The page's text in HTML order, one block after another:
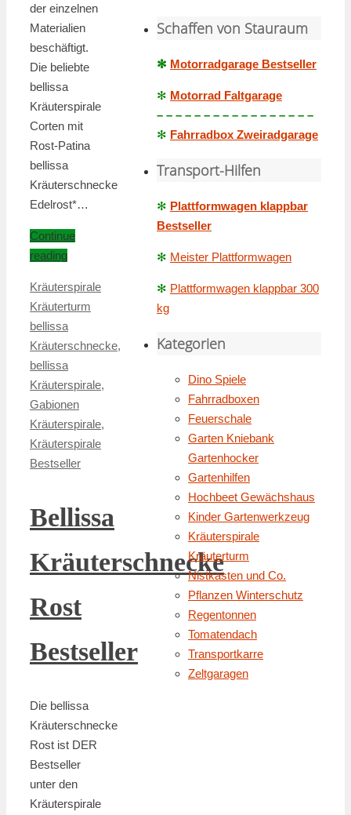
der einzelnen
Materialien
beschäftigt.
Die beliebte
bellissa
Kräuterspirale
Corten mit
Rost-Patina
bellissa
Kräuterschnecke
Edelrost*…
Continue
reading
Kräuterspirale
Kräuterturm
bellissa
Kräuterschnecke,
bellissa
Kräuterspirale,
Gabionen
Kräuterspirale,
Kräuterspirale
Bestseller
Bellissa
Kräuterschnecke
Rost
Bestseller
Die bellissa
Kräuterschnecke
Rost ist DER
Bestseller
unter den
Kräuterspirale
Schaffen von Stauraum
✻ Motorradgarage Bestseller
✻ Motorrad Faltgarage
– – – – – – – – – – – – – – – – –
✻ Fahrradbox Zweiradgarage
Transport-Hilfen
✻ Plattformwagen klappbar
Bestseller
✻ Meister Plattformwagen
✻ Plattformwagen klappbar 300
kg
Kategorien
Dino Spiele
Fahrradboxen
Feuerschale
Garten Kniebank
Gartenhocker
Gartenhilfen
Hochbeet Gewächshaus
Kinder Gartenwerkzeug
Kräuterspirale
Kräuterturm
Nistkasten und Co.
Pflanzen Winterschutz
Regentonnen
Tomatendach
Transportkarre
Zeltgaragen